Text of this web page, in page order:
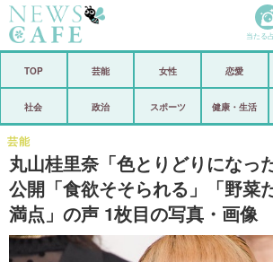
政治
芸能 スポーツ
恋愛 ビックリ
コメントポスト アリ／ナ
当たる
TOP 芸能 女性 恋愛
社会 政治 スポーツ 健康・生活
丸山桂里奈「色とりどりになっ
公開「食欲そそられる」「野菜
満点」の声 1枚目の写真・画像
芸能